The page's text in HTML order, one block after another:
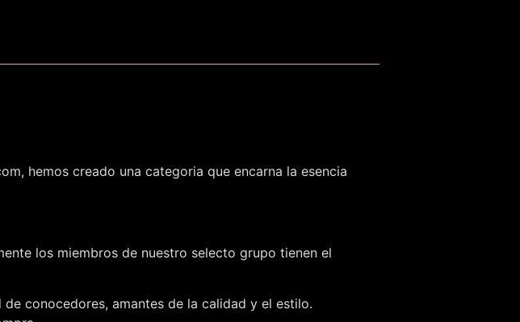
hemos creado una categoria que encarna la esencia
los miembros de nuestro selecto grupo tienen el
conocedores, amantes de la calidad y el estilo.